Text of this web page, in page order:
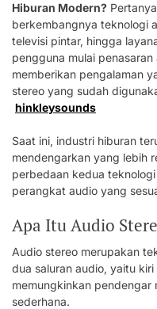
Hiburan Modern?
berkembangnya teknologi
televisi pintar, hingga
pengguna mulai
memberikan pengalaman
stereo yang sudah
hinkleysounds
Saat ini, industri hiburan
mendengarkan yang lebih
perbedaan kedua
perangkat audio yang
Apa Itu Audio
Audio stereo merupakan
dua saluran audio, yaitu
memungkinkan pendengar
sederhana.